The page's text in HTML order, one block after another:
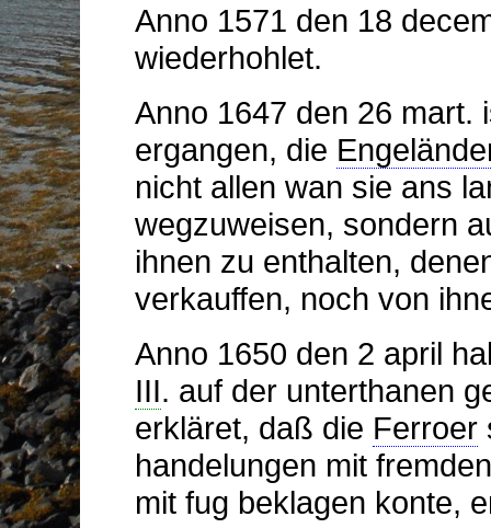
Anno 1571 den 18
wiederhohlet.
Anno 1647 den 26
ergangen, die
nicht allen wan sie ans
wegzuweisen, sondern
ihnen zu enthalten,
verkauffen, noch von
Anno 1650 den 2 april
III. auf der unterthanen
erkläret, daß die Ferroer
handelungen mit
mit fug beklagen konte,